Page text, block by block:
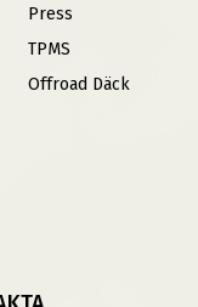
Press
TPMS
Offroad Däck